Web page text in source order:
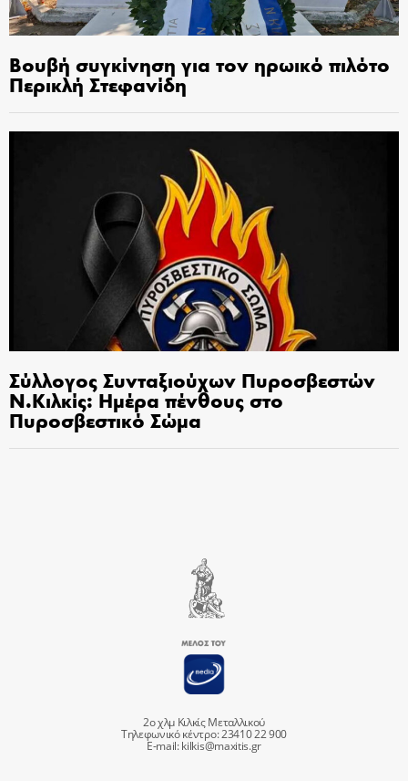
Βουβή συγκίνηση για τον ηρωικό πιλότο
Περικλή Στεφανίδη
Σύλλογος Συνταξιούχων Πυροσβεστών
Ν.Κιλκίς: Ημέρα πένθους στο
Πυροσβεστικό Σώμα
2ο χλμ Κιλκίς Μεταλλικού
Τηλεφωνικό κέντρο: 23410 22 900
E-mail:kilkis@maxitis.gr